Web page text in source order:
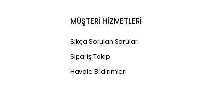
MÜŞTERİ HİZMETLERİ
Sıkça Sorulan Sorular
Sipariş Takip
Havale Bildirimleri